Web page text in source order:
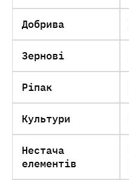
Добрива
Зернові
Ріпак
Культури
Нестача
елементів